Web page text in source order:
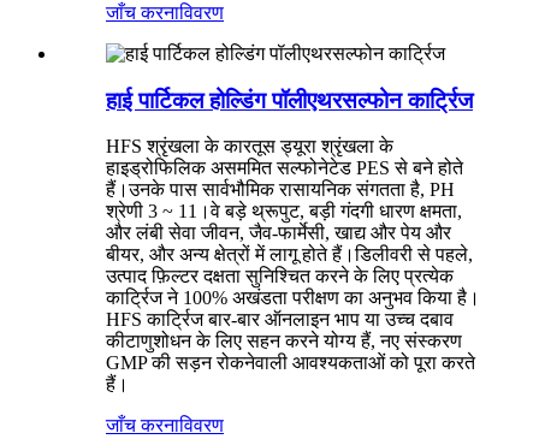
जाँच करनाविवरण
हाई पार्टिकल होल्डिंग पॉलीएथरसल्फोन कार्ट्रिज
HFS श्रृंखला के कारतूस ड्यूरा श्रृंखला के
हाइड्रोफिलिक असममित सल्फोनेटेड PES से बने होते
हैं।उनके पास सार्वभौमिक रासायनिक संगतता है, PH
श्रेणी 3 ~ 11।वे बड़े थ्रूपुट, बड़ी गंदगी धारण क्षमता,
और लंबी सेवा जीवन, जैव-फार्मेसी, खाद्य और पेय और
बीयर, और अन्य क्षेत्रों में लागू होते हैं।डिलीवरी से पहले,
उत्पाद फ़िल्टर दक्षता सुनिश्चित करने के लिए प्रत्येक
कार्ट्रिज ने 100% अखंडता परीक्षण का अनुभव किया है।
HFS कार्ट्रिज बार-बार ऑनलाइन भाप या उच्च दबाव
कीटाणुशोधन के लिए सहन करने योग्य हैं, नए संस्करण
GMP की सड़न रोकनेवाली आवश्यकताओं को पूरा करते
हैं।
जाँच करनाविवरण